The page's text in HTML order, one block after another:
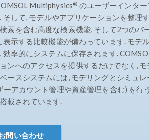
Multiphysics® のユーザーインタ
そして, モデルやアプリケーションを整理
索を含む高度な検索機能, そして2つのバ
表示する比較機能が備わっています. モデ
効率的にシステムに保存されます.
ンへのアクセスを提供するだけでなく,
ースシステムには, モデリングとシミュレ
ーアカウント管理や資産管理を含む) を行
載されています.
問い合わせ